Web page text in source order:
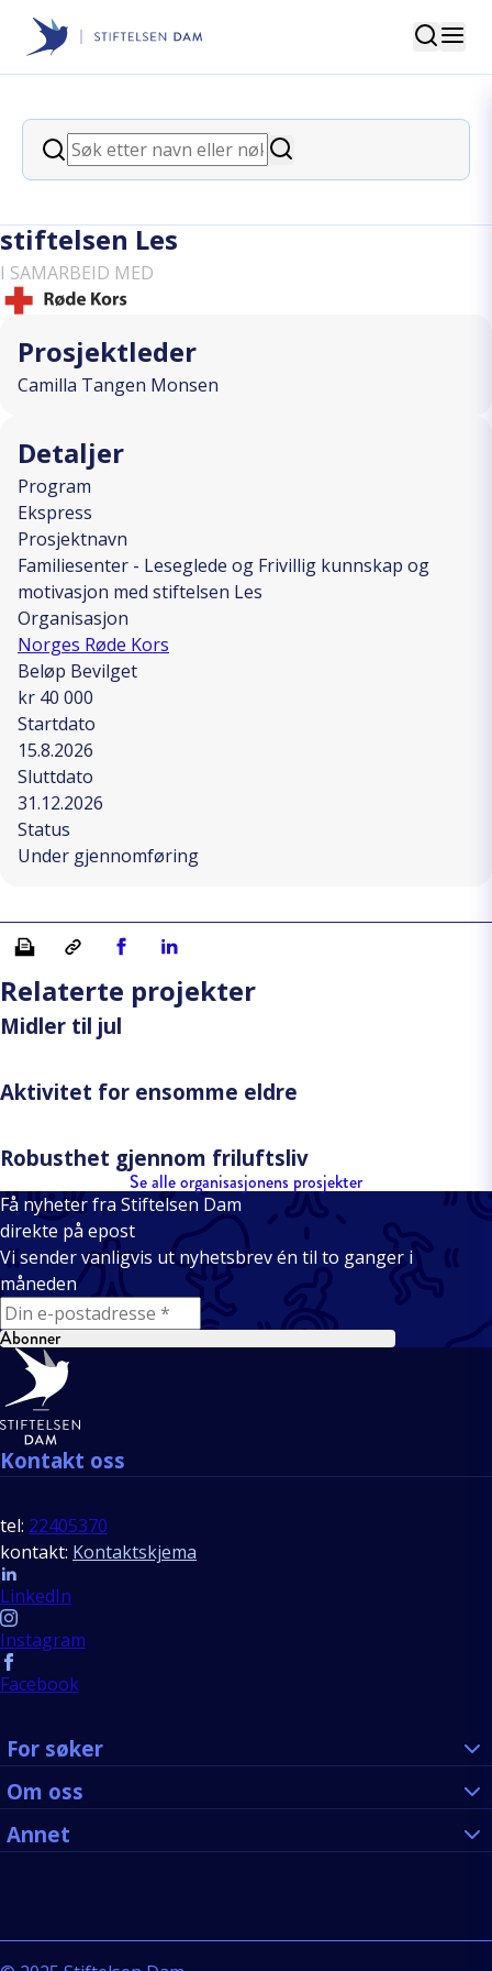
Stiftelsen Dam
Søk
Søk
Søk
back
Familiesenter - Leseglede og Frivillig
stiftelsen Les
I SAMARBEID MED
Prosjektleder
Camilla Tangen Monsen
Detaljer
Program
Ekspress
Prosjektnavn
Familiesenter - Leseglede og Frivillig kunnskap og
motivasjon med stiftelsen Les
Organisasjon
Norges Røde Kors
Beløp Bevilget
kr 40 000
Startdato
15.8.2026
Sluttdato
31.12.2026
Status
Under gjennomføring
Skriv ut Kopiera länkDel på Facebook
Del på Linkedin
Relaterte projekter
Midler til jul
Aktivitet for ensomme eldre
Robusthet gjennom friluftsliv
Se alle organisasjonens prosjekter
Få nyheter fra Stiftelsen Dam
direkte på epost
Vi sender vanligvis ut nyhetsbrev én til to ganger i
måneden
E-mail
Abonner
Bunntekst
Kontakt oss
tel: 22405370
kontakt: Kontaktskjema
Follow us
LinkedIn
Instagram
Facebook
For søker
Om oss
Annet